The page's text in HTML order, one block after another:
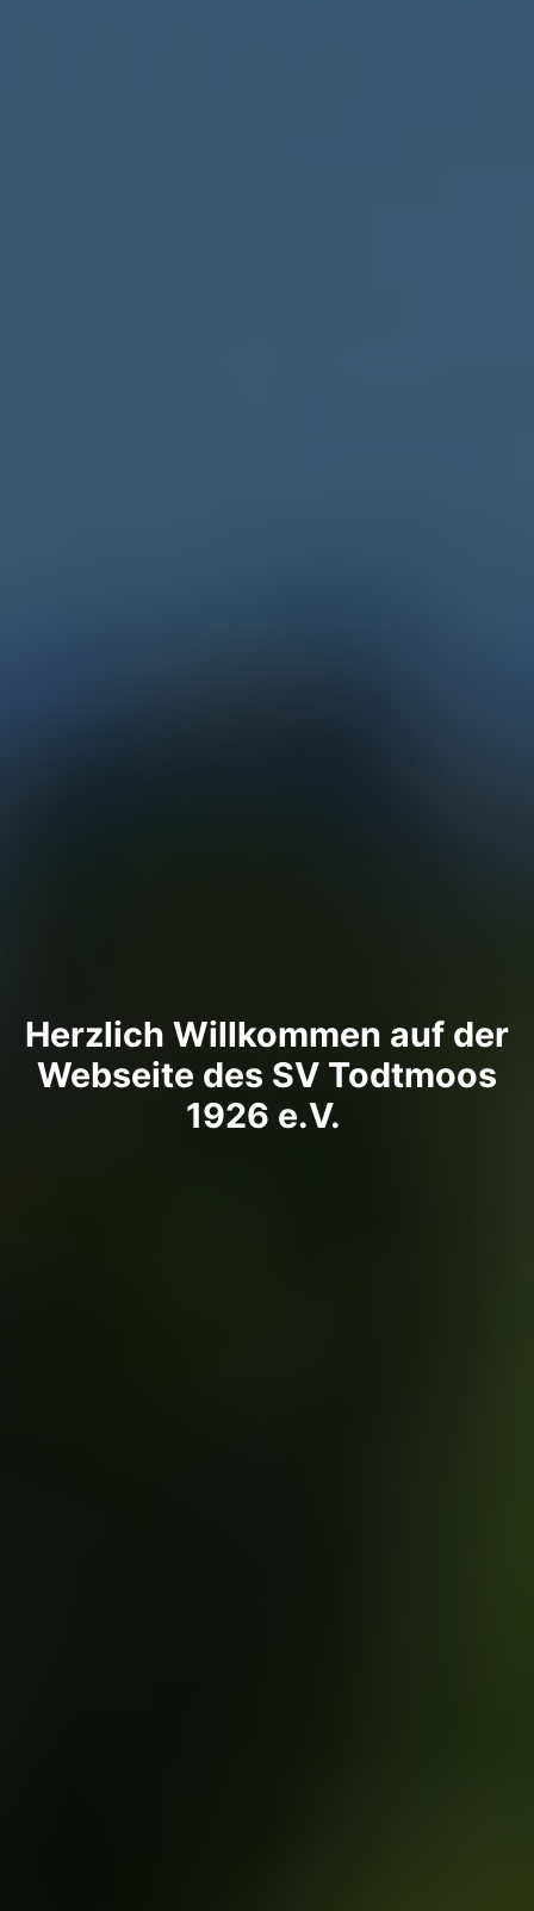
Herzlich Willkommen auf der
Webseite des SV Todtmoos
1926 e.V.